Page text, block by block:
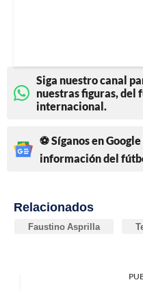
Siga nuestro canal
nuestras figuras, del
internacional.
⚽ Síganos en
información del
Relacionados
Faustino Asprilla